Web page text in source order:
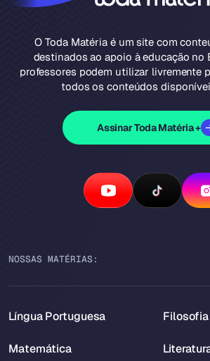
O Toda Matéria é um site com
destinados ao apoio à educação no
professores podem utilizar livremente
todos os conteúdos
Assinar Toda Matéria +
NOSSAS MATÉRIAS:
Língua Portuguesa
Matemática
Filosofia